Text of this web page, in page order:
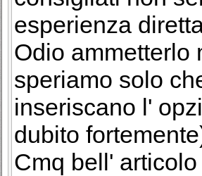
esperienza
Odio ammetterlo
speriamo solo
inseriscano l'
dubito
Cmq bell' articolo